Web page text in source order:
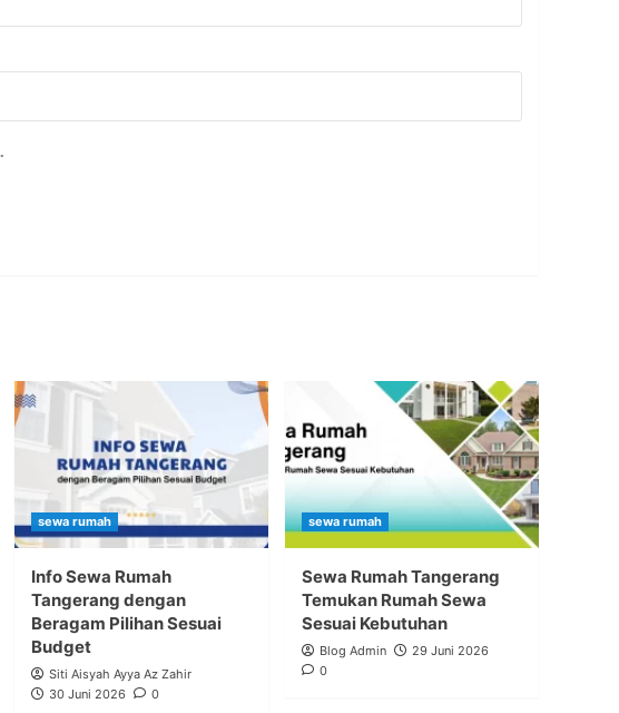
sewa rumah
Info Sewa Rumah
Tangerang dengan
Beragam Pilihan Sesuai
Budget
Siti Aisyah Ayya Az Zahir
30 Juni 2026
0
sewa rumah
Sewa Rumah Tangerang
Temukan Rumah Sewa
Sesuai Kebutuhan
Blog Admin
29 Juni 2026
0